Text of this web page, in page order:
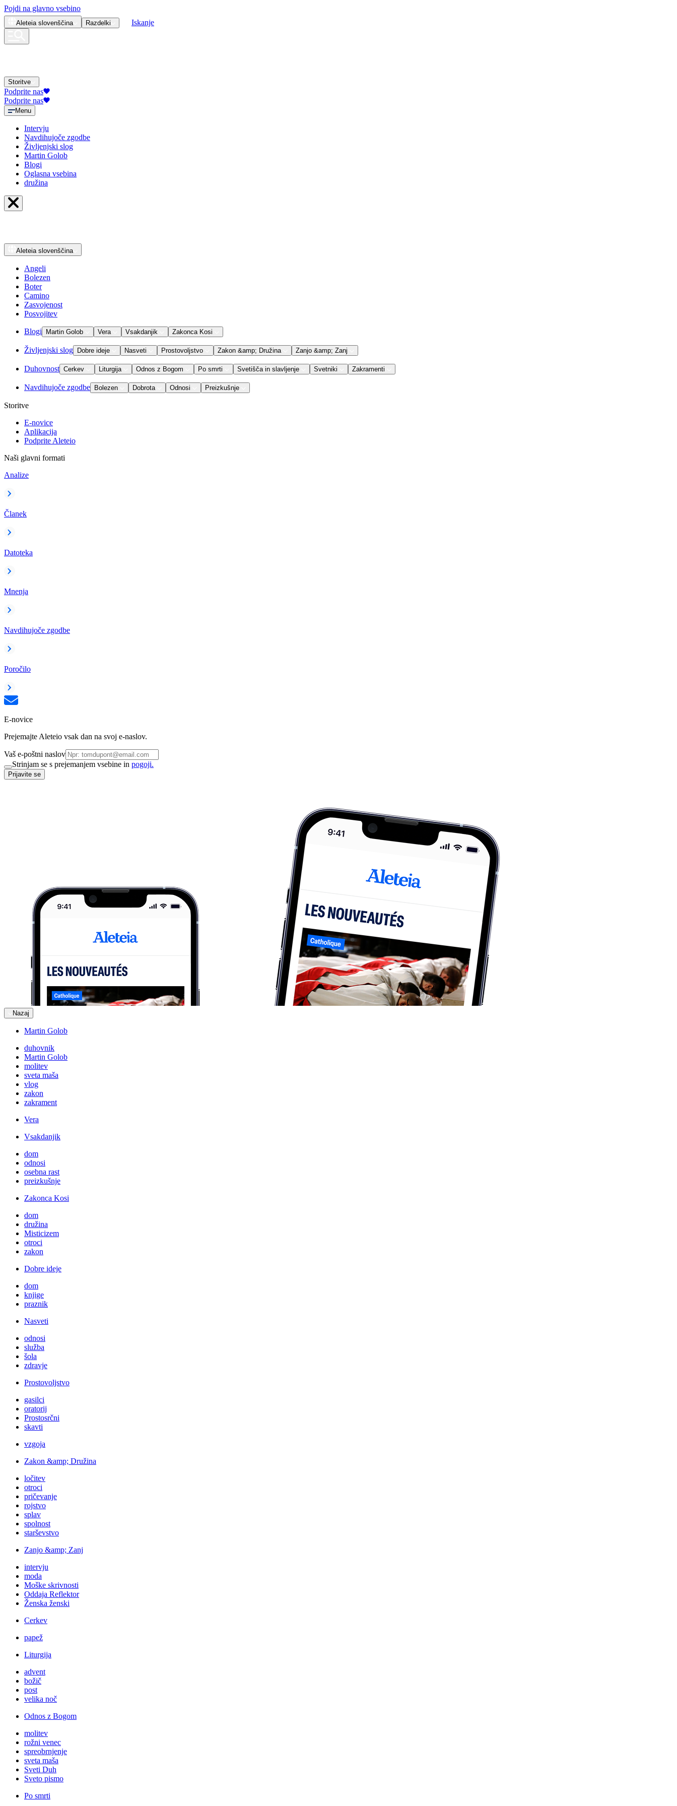
Pojdi na glavno vsebino
Aleteia slovenščina Razdelki Iskanje
Storitve
Podprite nas
Podprite nas
Menu
Intervju
Navdihujoče zgodbe
Življenjski slog
Martin Golob
Blogi
Oglasna vsebina
družina
Aleteia slovenščina
Angeli
Bolezen
Boter
Camino
Zasvojenost
Posvojitev
Blogi Martin Golob Vera Vsakdanjik Zakonca Kosi
Življenjski slog Dobre ideje Nasveti Prostovoljstvo Zakon &amp; Družina Zanjo &amp; Zanj
Duhovnost Cerkev Liturgija Odnos z Bogom Po smrti Svetišča in slavljenje Svetniki Zakramenti
Navdihujoče zgodbe Bolezen Dobrota Odnosi Preizkušnje
Storitve
E-novice
Aplikacija
Podprite Aleteio
Naši glavni formati
Analize
Članek
Datoteka
Mnenja
Navdihujoče zgodbe
Poročilo
E-novice
Prejemajte Aleteio vsak dan na svoj e-naslov.
Vaš e-poštni naslov
Strinjam se s prejemanjem vsebine in pogoji.
Prijavite se
Nazaj
Martin Golob
duhovnik
Martin Golob
molitev
sveta maša
vlog
zakon
zakrament
Vera
Vsakdanjik
dom
odnosi
osebna rast
preizkušnje
Zakonca Kosi
dom
družina
Misticizem
otroci
zakon
Dobre ideje
dom
knjige
praznik
Nasveti
odnosi
služba
šola
zdravje
Prostovoljstvo
gasilci
oratorij
Prostosrčni
skavti
vzgoja
Zakon &amp; Družina
ločitev
otroci
pričevanje
rojstvo
splav
spolnost
starševstvo
Zanjo &amp; Zanj
intervju
moda
Moške skrivnosti
Oddaja Reflektor
Ženska ženski
Cerkev
papež
Liturgija
advent
božič
post
velika noč
Odnos z Bogom
molitev
rožni venec
spreobrnjenje
sveta maša
Sveti Duh
Sveto pismo
Po smrti